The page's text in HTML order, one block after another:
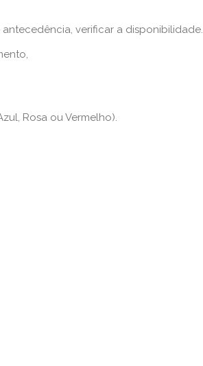
verificar a disponibilidade.
Rosa ou Vermelho).